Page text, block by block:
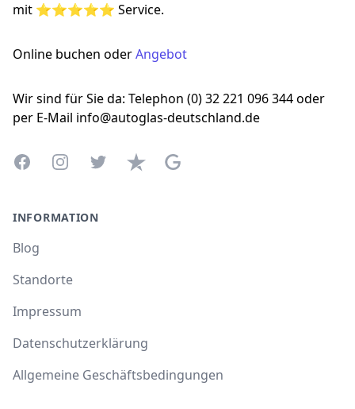
mit ⭐⭐⭐⭐⭐ Service.
Online buchen oderAngebot
Wir sind für Sie da: Telephon (0) 32 221 096 344 oder
per E-Mail info@autoglas-deutschland.de
FacebookInstagramTwitterTrustpilotGoogle Business Profile
INFORMATION
Blog
Standorte
Impressum
Datenschutzerklärung
Allgemeine Geschäftsbedingungen